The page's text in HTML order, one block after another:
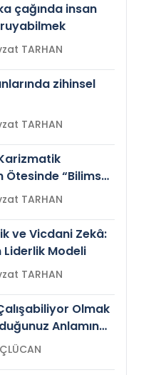
çağında insan
Prof.Dr. Nevzat TARHAN
zihinsel
Prof.Dr. Nevzat TARHAN
Ötesinde “Bilimsel
Prof.Dr. Nevzat TARHAN
ve Vicdani Zekâ:
Liderlik Modeli
Prof.Dr. Nevzat TARHAN
Olmak
Anlamına
GÜÇLÜCAN